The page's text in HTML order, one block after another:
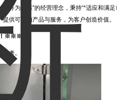
务为目标”的经营理念，秉持“*适应和满
供可靠的产品与服务，为客户创造价值。
！※※※
考。